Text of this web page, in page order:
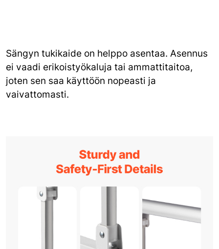
Sängyn tukikaide on helppo asentaa. Asennus
ei vaadi erikoistyökaluja tai ammattitaitoa,
joten sen saa käyttöön nopeasti ja
vaivattomasti.